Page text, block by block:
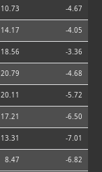
10.73 -4.67
14.17 -4.05
18.56 -3.36
20.79 -4.68
20.11 -5.72
17.21 -6.50
13.31 -7.01
8.47 -6.82